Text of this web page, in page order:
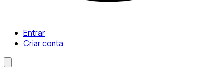
Entrar
Criar conta